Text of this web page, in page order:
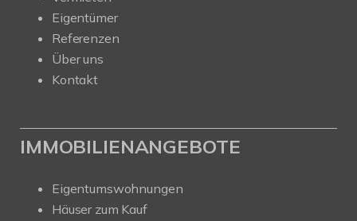
Eigentümer
Referenzen
Über uns
Kontakt
IMMOBILIENANGEBOTE
Eigentumswohnungen
Häuser zum Kauf